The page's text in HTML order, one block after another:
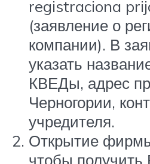
registraciona
(заявление о
компании). В
указать
КВЕДы, адрес
Черногории,
учредителя.
Открытие
чтобы